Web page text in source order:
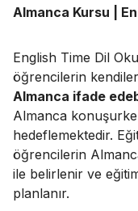
Almanca Kursu |
English Time Dil
öğrencilerin
Almanca ifade
Almanca
hedeflemektedir.
öğrencilerin
ile belirlenir ve
planlanır.